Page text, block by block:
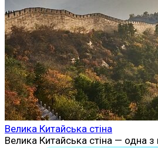
Велика Китайська стіна
Велика Китайська стіна — одна з